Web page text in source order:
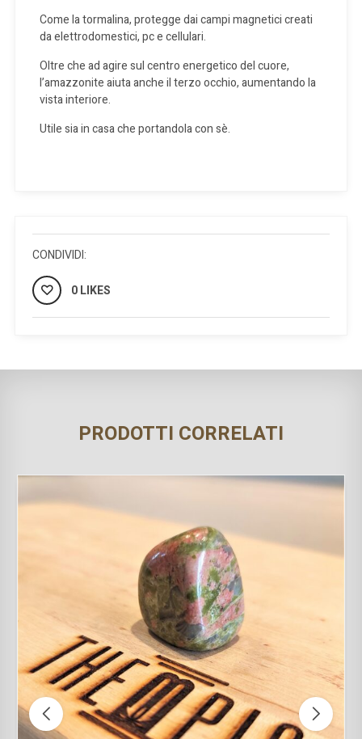
Come la tormalina, protegge dai campi magnetici creati
da elettrodomestici, pc e cellulari.
Oltre che ad agire sul centro energetico del cuore,
l’amazzonite aiuta anche il terzo occhio, aumentando la
vista interiore.
Utile sia in casa che portandola con sè.
CONDIVIDI:
0 LIKES
PRODOTTI CORRELATI